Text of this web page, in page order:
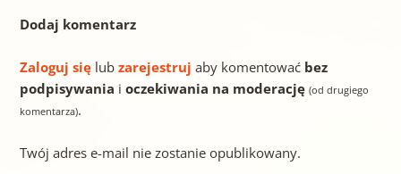
Dodaj komentarz
Zaloguj sięlub zarejestruj aby komentować bez
podpisywania i oczekiwania na moderację (od drugiego
komentarza).
Twój adres e-mail nie zostanie opublikowany.